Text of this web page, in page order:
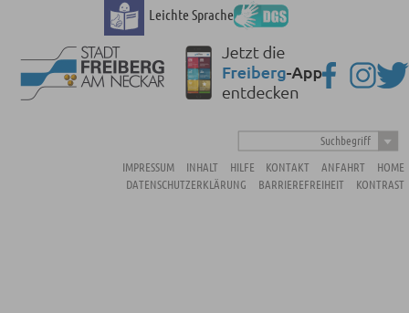
Leichte Sprache
Suchbegriff
IMPRESSUM
INHALT HILFE KONTAKT ANFAHRT
HOME
DATENSCHUTZERKLÄRUNG
BARRIEREFREIHEIT KONTRAST